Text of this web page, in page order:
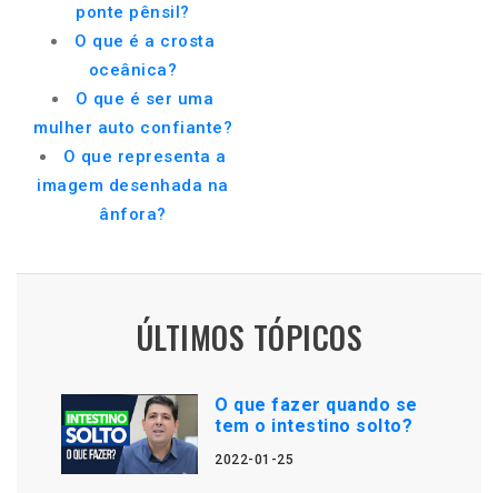
ponte pênsil?
O que é a crosta
oceânica?
O que é ser uma
mulher auto confiante?
O que representa a
imagem desenhada na
ânfora?
ÚLTIMOS TÓPICOS
O que fazer quando se
tem o intestino solto?
2022-01-25